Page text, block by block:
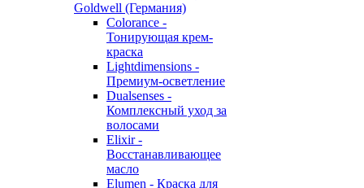
Goldwell (Германия)
Colorance -
Тонирующая крем-
краска
Lightdimensions -
Премиум-осветление
Dualsenses -
Комплексный уход за
волосами
Elixir -
Восстанавливающее
масло
Elumen - Краска для